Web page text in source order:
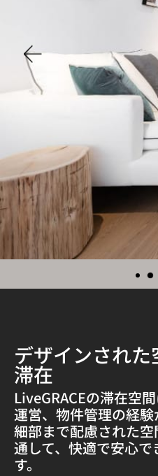
デザインされ
滞在
LiveGRACEの滞在空
運営、物件管理の経験
細部まで配慮された
通して、快適で安心
す。